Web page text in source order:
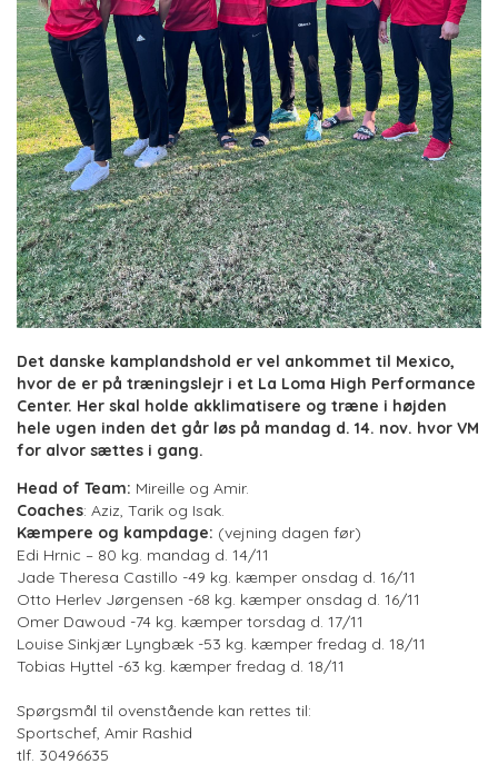
Det danske kamplandshold er vel ankommet til Mexico,
hvor de er på træningslejr i et La Loma High Performance
Center. Her skal holde akklimatisere og træne i højden
hele ugen inden det går løs på mandag d. 14. nov. hvor VM
for alvor sættes i gang.
Head of Team: Mireille og Amir.
Coaches: Aziz, Tarik og Isak.
Kæmpere og kampdage: (vejning dagen før)
Edi Hrnic – 80 kg. mandag d. 14/11
Jade Theresa Castillo -49 kg. kæmper onsdag d. 16/11
Otto Herlev Jørgensen -68 kg. kæmper onsdag d. 16/11
Omer Dawoud -74 kg. kæmper torsdag d. 17/11
Louise Sinkjær Lyngbæk -53 kg. kæmper fredag d. 18/11
Tobias Hyttel -63 kg. kæmper fredag d. 18/11
Spørgsmål til ovenstående kan rettes til:
Sportschef, Amir Rashid
tlf. 30496635